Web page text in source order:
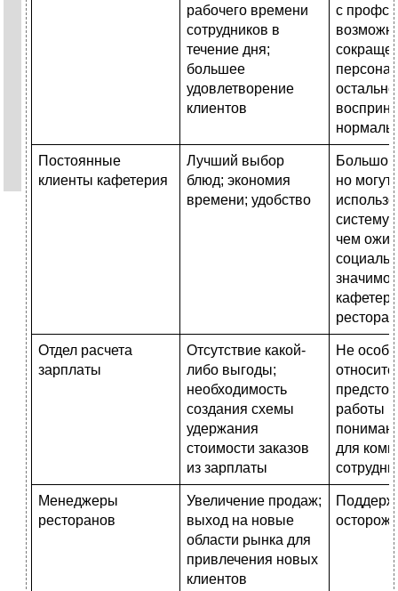
рабочего времени
сотрудников в
течение дня;
большее
удовлетворение
клиентов
с
Постоянные
клиенты кафетерия
Лучший выбор
блюд; экономия
времени; удобство
Большой
но могут
систему
чем
Отдел расчета
зарплаты
Отсутствие какой-
либо выгоды;
необходимость
создания схемы
удержания
стоимости заказов
из зарплаты
Не
работы
для
Менеджеры
ресторанов
Увеличение продаж;
выход на новые
области рынка для
привлечения новых
клиентов